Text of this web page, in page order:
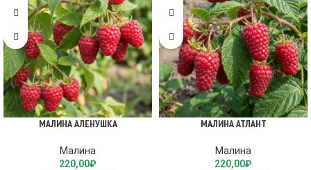
МАЛИНА АЛЕНУШКА
Малина
220,00₽
МАЛИНА АТЛАНТ
Малина
220,00₽